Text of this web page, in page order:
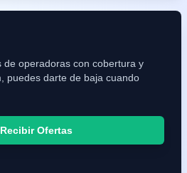
de operadoras con cobertura y
puedes darte de baja cuando
Recibir Ofertas